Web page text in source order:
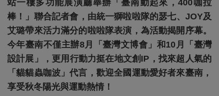
站一樓多功能展演廳舉辦「臺南動起來，400咖拉
棒！」 聯合記者會，由統一獅啦啦隊的瑟七、JOY及
艾璐帶來活力滿分的啦啦隊表演，為活動揭開序幕。
今年臺南不僅主辦8月「臺灣文博會」和10月「臺灣
設計展」，更用行動力挺在地文創IP，找來超人氣的
「貓貓蟲咖波」代言，歡迎全國運動愛好者來臺南，
享受秋冬陽光與運動熱情！